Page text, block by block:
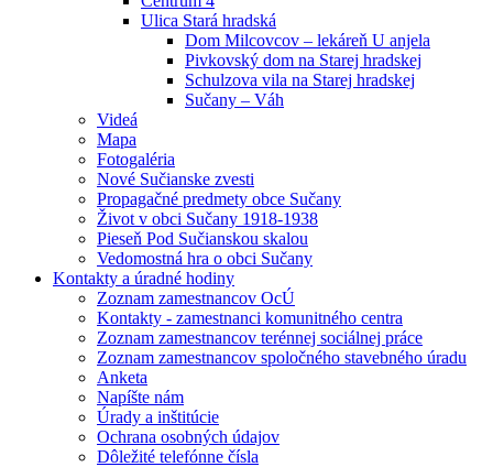
Ulica Stará hradská
Dom Milcovcov – lekáreň U anjela
Pivkovský dom na Starej hradskej
Schulzova vila na Starej hradskej
Sučany – Váh
Videá
Mapa
Fotogaléria
Nové Sučianske zvesti
Propagačné predmety obce Sučany
Život v obci Sučany 1918-1938
Pieseň Pod Sučianskou skalou
Vedomostná hra o obci Sučany
Kontakty a úradné hodiny
Zoznam zamestnancov OcÚ
Kontakty - zamestnanci komunitného centra
Zoznam zamestnancov terénnej sociálnej práce
Zoznam zamestnancov spoločného stavebného úradu
Anketa
Napíšte nám
Úrady a inštitúcie
Ochrana osobných údajov
Dôležité telefónne čísla